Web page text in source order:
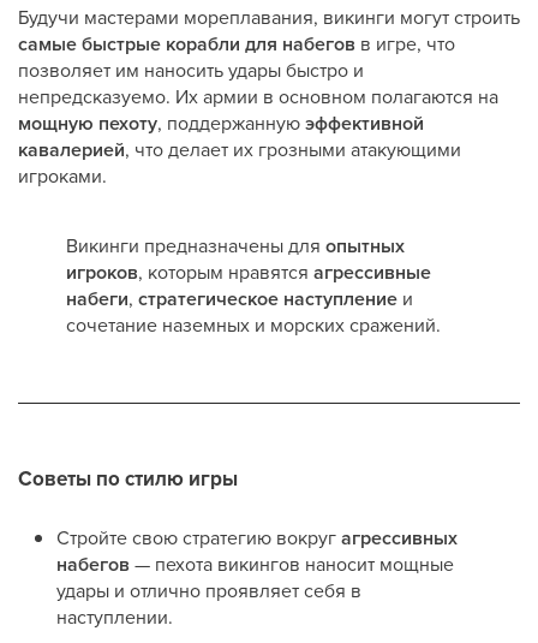
Будучи мастерами мореплавания, викинги могут строить
самые быстрые корабли для набегов в игре, что
позволяет им наносить удары быстро и
непредсказуемо. Их армии в основном полагаются на
мощную пехоту, поддержаннуюэффективной
кавалерией, что делает их грозными атакующими
игроками.
Викинги предназначены для опытных
игроков, которым нравятся агрессивные
набеги, стратегическое наступление и
сочетание наземных и морских сражений.
Советы по стилю игры
Стройте свою стратегию вокругагрессивных
набегов — пехота викингов наносит мощные
удары и отлично проявляет себя в
наступлении.